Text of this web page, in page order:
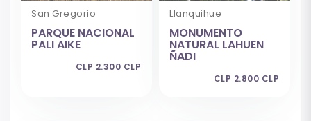
San Gregorio
PARQUE NACIONAL
PALI AIKE
CLP 2.300 CLP
Llanquihue
MONUMENTO
NATURAL LAHUEN
ÑADI
CLP 2.800 CLP